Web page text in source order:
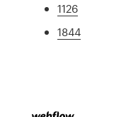
1126
1844